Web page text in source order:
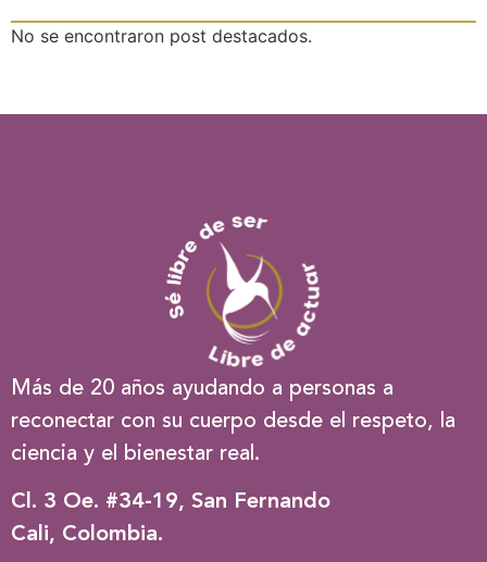
No se encontraron post destacados.
Más de 20 años ayudando a personas a
reconectar con su cuerpo desde el respeto, la
ciencia y el bienestar real.
Cl. 3 Oe. #34-19, San Fernando
Cali, Colombia.